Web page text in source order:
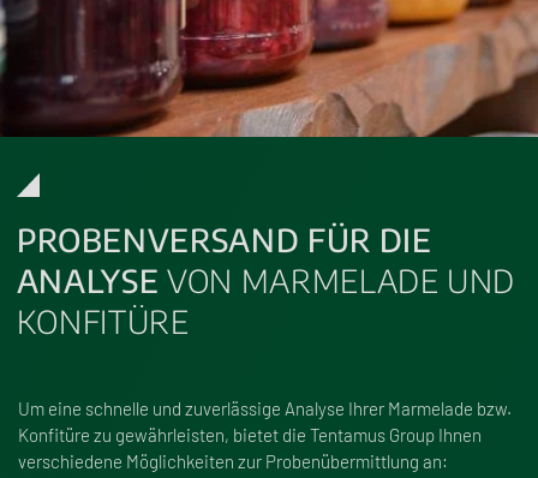
PROBENVERSAND FÜR DIE
ANALYSE VON MARMELADE UND
KONFITÜRE
Um eine schnelle und zuverlässige Analyse Ihrer Marmelade bzw.
Konfitüre zu gewährleisten, bietet die Tentamus Group Ihnen
verschiedene Möglichkeiten zur Probenübermittlung an: